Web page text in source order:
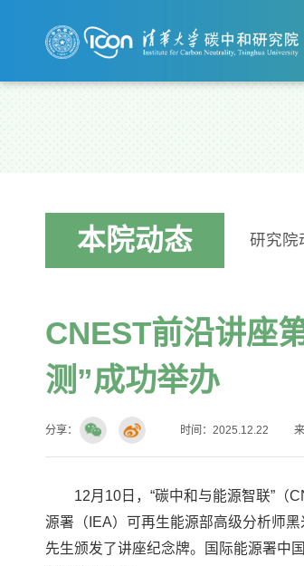
本院动态 研究院
CNEST前沿讲座
测”成功举办
分享： 时间：2025.12.22
12月10日，“碳中和与能源智联”（
源署（IEA）可再生能源部高级分析师
先生颁发了讲座纪念牌。国际能源署中